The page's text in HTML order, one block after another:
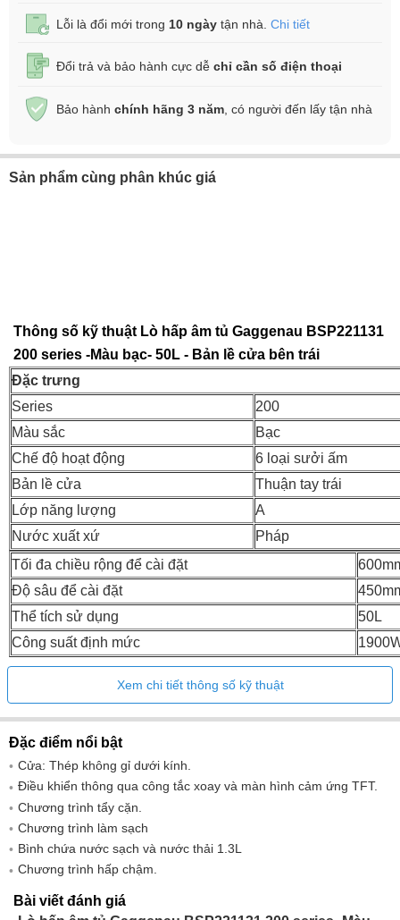
Lỗi là đổi mới trong 10 ngày tận nhà. Chi tiết
Đổi trả và bảo hành cực dễ chỉ cần số điện thoại
Bảo hành chính hãng 3 năm , có người đến lấy tận nhà
Sản phẩm cùng phân khúc giá
Thông số kỹ thuật Lò hấp âm tủ Gaggenau BSP221131
200 series -Màu bạc- 50L - Bản lề cửa bên trái
Đặc trưng
Series
200
Màu sắc
Bạc
Chế độ hoạt động
6 loại sưởi ấm
Bản lề cửa
Thuận tay trái
Lớp năng lượng
A
Nước xuất xứ
Pháp
Tối đa chiều rộng để cài đặt
Độ sâu để cài đặt
Thể tích sử dụng
50L
Công suất định mức
Xem chi tiết thông số kỹ thuật
Đặc điểm nổi bật
Cửa: Thép không gỉ dưới kính.
Điều khiển thông qua công tắc xoay và màn hình cảm ứng TFT.
Chương trình tẩy cặn.
Chương trình làm sạch
Bình chứa nước sạch và nước thải 1.3L
Chương trình hấp chậm.
Bài viết đánh giá